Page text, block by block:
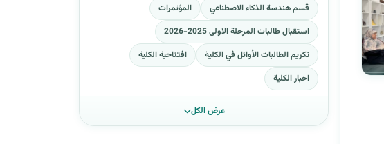
قسم هندسة الذكاء الاصطناعي
المؤتمرات
استقبال طالبات المرحلة الاولى 2025-2026
تكريم الطالبات الأوائل في الكلية
افتتاحية الكلية
اخبار الكلية
عرض الكل